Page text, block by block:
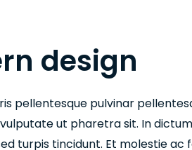
design
pellentesque pulvinar
ut pharetra sit. In
turpis tincidunt. Et molestie ac